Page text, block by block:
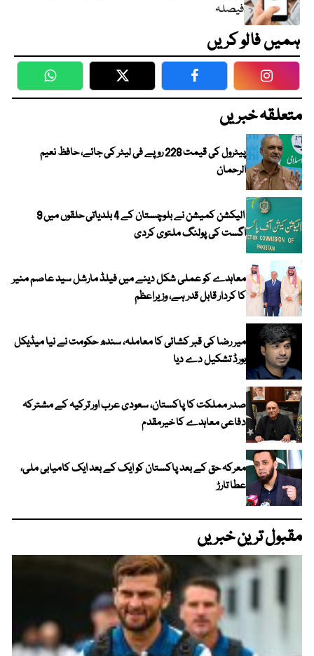
فیصلہ
ہمیں فالو کریں
WhatsApp Twitter Facebook
متعلقہ خبریں
پیٹرول کی قیمت 228 روپے فی لیٹر کی جائے، حافظ نعیم
الرحمان
الیکشن کمیشن نے بلوچستان کے 4 بلدیاتی حلقوں میں 9
اگست کی پولنگ ملتوی کردی
معاہدے کو عملی شکل دینے میں فیلڈ مارشل سید عاصم منیر
کا کردار قابل قدر ہے، وزیراعظم
میر رضا کی قبر کشائی کا معاملہ، سندھ حکومت نے نیا میڈیکل
بورڈ تشکیل دے دیا
صدر مملکت کا پاکستان، سعودی عرب اور ترکیہ کے مشترکہ
دفاعی معاہدے کا خیرمقدم
معرکہ حق کے بعد پاکستان کو ایک کے بعد ایک کامیابی ملی،
عطا تارڑ
مقبول ترین خبریں